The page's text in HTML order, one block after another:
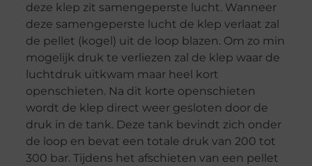
deze klep zit samengeperste lucht. Wanneer
deze samengeperste lucht de klep verlaat zal
de pellet (kogel) uit de loop blazen. Om zo min
mogelijk druk te verliezen zal de klep waar de
luchtdruk uitkwam maar heel kort
openschieten. Na dit korte openschieten
wordt de klep direct weer gesloten door de
druk in de tank. Deze tank bevindt zich onder
de loop en bevat een totale druk van 200 tot
300 bar. Tijdens het afschieten van een pellet